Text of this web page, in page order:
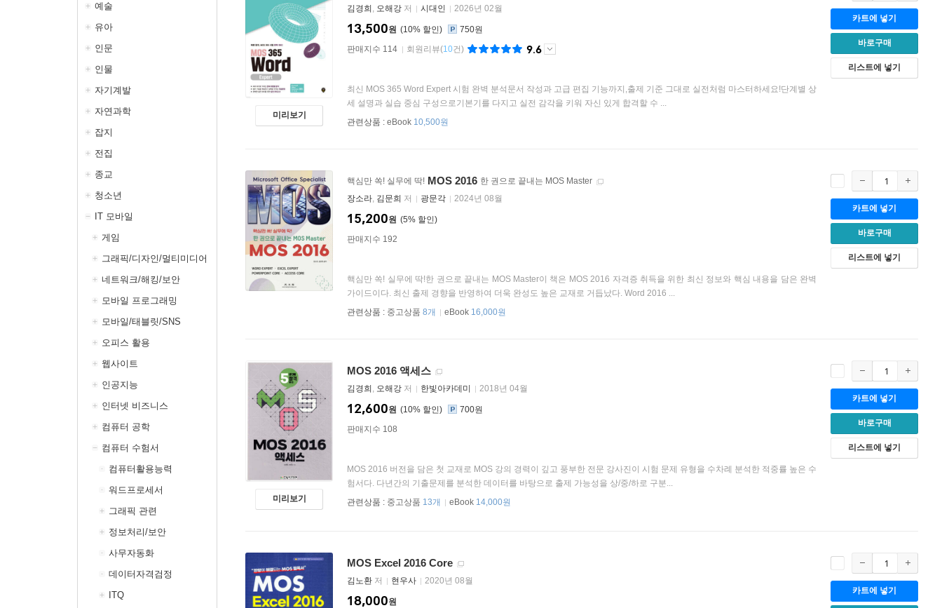
예술
유아
인문
인물
자기계발
자연과학
잡지
전집
종교
청소년
IT 모바일
게임
그래픽/디자인/멀티미디어
네트워크/해킹/보안
모바일 프로그래밍
모바일/태블릿/SNS
오피스 활용
웹사이트
인공지능
인터넷 비즈니스
컴퓨터 공학
컴퓨터 수험서
컴퓨터활용능력
워드프로세서
그래픽 관련
정보처리/보안
사무자동화
데이터자격검정
ITQ
미리보기
김경희 , 오해강 저 시대인 2026년 02월
10%
13,500원
750원
판매지수 114
회원리뷰(10건) 9.6
최신 MOS 365 Word Expert 시험 완벽 분석문서 작성과 고급 편집 기능까지,출제 기준 그대로 실전처럼 마스터하세요!단계별 상
세 설명과 실습 중심 구성으로기본기를 다지고 실전 감각을 키워 자신 있게 합격할 수 ...
관련상품 : eBook 10,500원
카트에 넣기
바로구매
리스트에 넣기
핵심만 쏙! 실무에 딱! MOS 2016 한 권으로 끝내는 MOS Master
장소라, 김문희 저 광문각 2024년 08월
5%
15,200원
판매지수 192
핵심만 쏙! 실무에 딱!한 권으로 끝내는 MOS Master이 책은 MOS 2016 자격증 취득을 위한 최신 정보와 핵심 내용을 담은 완벽
가이드이다. 최신 출제 경향을 반영하여 더욱 완성도 높은 교재로 거듭났다. Word 2016 ...
관련상품 : 중고상품 8개 eBook 16,000원
카트에 넣기
바로구매
리스트에 넣기
미리보기
MOS 2016 액세스
김경희 , 오해강 저 한빛아카데미 2018년 04월
10%
12,600원
700원
판매지수 108
MOS 2016 버전을 담은 첫 교재로 MOS 강의 경력이 깊고 풍부한 전문 강사진이 시험 문제 유형을 수차례 분석한 적중률 높은 수
험서다. 다년간의 기출문제를 분석한 데이터를 바탕으로 출제 가능성을 상/중/하로 구분...
관련상품 : 중고상품 13개 eBook 14,000원
카트에 넣기
바로구매
리스트에 넣기
MOS Excel 2016 Core
김노환 저 현우사 2020년 08월
18,000원
카트에 넣기